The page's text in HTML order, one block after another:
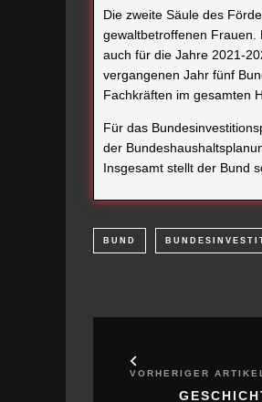
Fachkräften im gesamten
Für das
der
Insgesamt stellt der Bund